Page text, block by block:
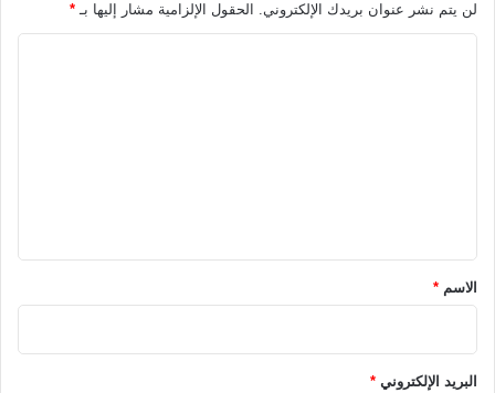
لن يتم نشر عنوان بريدك الإلكتروني. الحقول الإلزامية مشار إليها بـ *
*الاسم *
البريد الإلكتروني *